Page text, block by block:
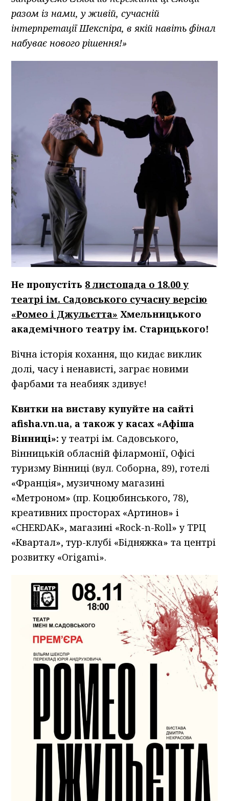
разом із нами, у живій, сучасній
інтерпретації Шекспіра, в якій навіть фінал
набуває нового рішення!»
Не пропустіть 8 листопада о 18.00 у
театрі ім. Садовського сучасну версію
«Ромео і Джульєтта» Хмельницького
академічного театру ім. Старицького!
Вічна історія кохання, що кидає виклик
долі, часу і ненависті, заграє новими
фарбами та неабияк здивує!
Квитки на виставу купуйте на сайті
afisha.vn.ua, а також у касах «Афіша
Вінниці»:у театрі ім. Садовського,
Вінницькій обласній філармонії, Офісі
туризму Вінниці (вул. Соборна, 89), готелі
«Франція», музичному магазині
«Метроном» (пр. Коцюбинського, 78),
креативних просторах «Артинов» і
«CHERDAK», магазині «Rock-n-Roll» у ТРЦ
«Квартал», тур-клубі «Бідняжка» та центрі
розвитку «Origami».